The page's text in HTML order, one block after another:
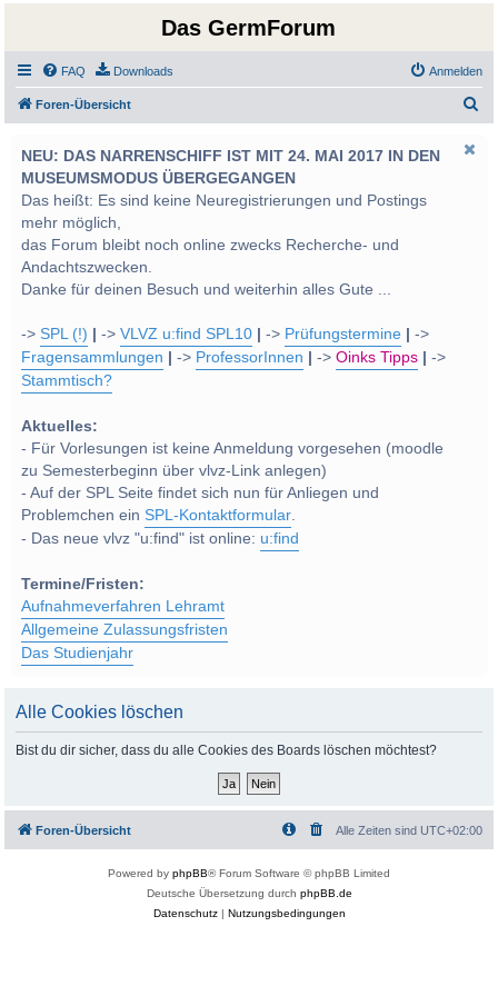
Das GermForum
FAQ Downloads Anmelden
Foren-Übersicht
NEU: DAS NARRENSCHIFF IST MIT 24. MAI 2017 IN DEN
MUSEUMSMODUS ÜBERGEGANGEN
Das heißt: Es sind keine Neuregistrierungen und Postings
mehr möglich,
das Forum bleibt noch online zwecks Recherche- und
Andachtszwecken.
Danke für deinen Besuch und weiterhin alles Gute ...
->SPL (!) ->VLVZ u:find SPL10 -> Prüfungstermine
->
Fragensammlungen
-> ProfessorInnen ->Oinks Tipps
->
Stammtisch?
Aktuelles:
- Für Vorlesungen ist keine Anmeldung vorgesehen (moodle
zu Semesterbeginn über vlvz-Link anlegen)
- Auf der SPL Seite findet sich nun für Anliegen und
Problemchen einSPL-Kontaktformular.
- Das neue vlvz "u:find" ist online: u:find
Termine/Fristen:
Aufnahmeverfahren Lehramt
Allgemeine Zulassungsfristen
Das Studienjahr
Alle Cookies löschen
Bist du dir sicher, dass du alle Cookies des Boards löschen möchtest?
Foren-Übersicht Alle Zeiten sind UTC+02:00
Powered by phpBB® Forum Software © phpBB Limited
Deutsche Übersetzung durch phpBB.de
Datenschutz| Nutzungsbedingungen